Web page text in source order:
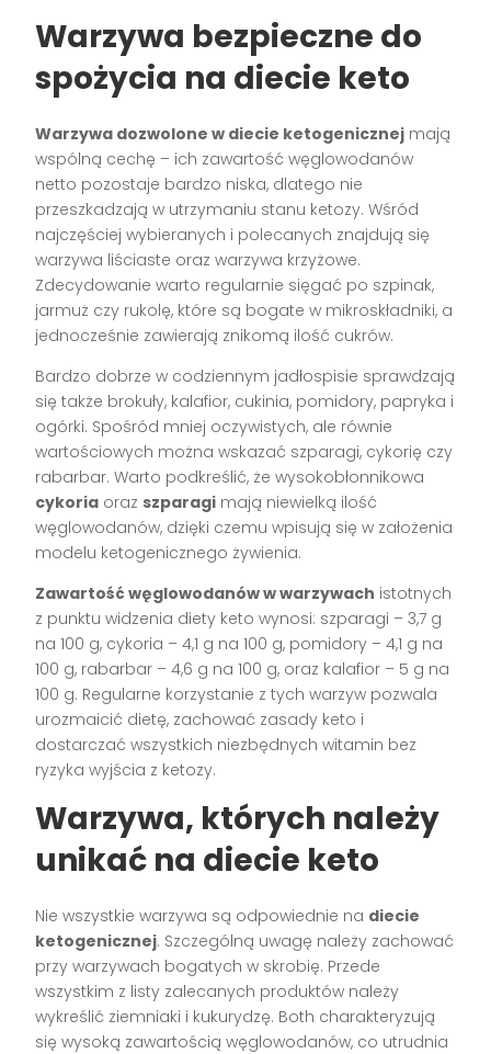
Warzywa bezpieczne do
spożycia na diecie keto
Warzywa dozwolone w diecie ketogenicznej mają
wspólną cechę – ich zawartość węglowodanów
netto pozostaje bardzo niska, dlatego nie
przeszkadzają w utrzymaniu stanu ketozy. Wśród
najczęściej wybieranych i polecanych znajdują się
warzywa liściaste oraz warzywa krzyżowe.
Zdecydowanie warto regularnie sięgać po szpinak,
jarmuż czy rukolę, które są bogate w mikroskładniki, a
jednocześnie zawierają znikomą ilość cukrów.
Bardzo dobrze w codziennym jadłospisie sprawdzają
się także brokuły, kalafior, cukinia, pomidory, papryka i
ogórki. Spośród mniej oczywistych, ale równie
wartościowych można wskazać szparagi, cykorię czy
rabarbar. Warto podkreślić, że wysokobłonnikowa
cykoria oraz szparagi mają niewielką ilość
węglowodanów, dzięki czemu wpisują się w założenia
modelu ketogenicznego żywienia.
Zawartość węglowodanów w warzywach istotnych
z punktu widzenia diety keto wynosi: szparagi – 3,7 g
na 100 g, cykoria – 4,1 g na 100 g, pomidory – 4,1 g na
100 g, rabarbar – 4,6 g na 100 g, oraz kalafior – 5 g na
100 g. Regularne korzystanie z tych warzyw pozwala
urozmaicić dietę, zachować zasady keto i
dostarczać wszystkich niezbędnych witamin bez
ryzyka wyjścia z ketozy.
Warzywa, których należy
unikać na diecie keto
Nie wszystkie warzywa są odpowiednie na diecie
ketogenicznej. Szczególną uwagę należy zachować
przy warzywach bogatych w skrobię. Przede
wszystkim z listy zalecanych produktów należy
wykreślić ziemniaki i kukurydzę. Both charakteryzują
się wysoką zawartością węglowodanów, co utrudnia